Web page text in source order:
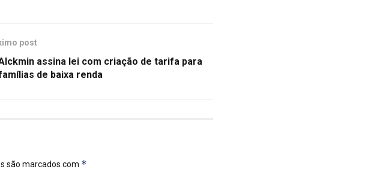
post
assina lei com criação de tarifa para
de baixa renda
são marcados com *